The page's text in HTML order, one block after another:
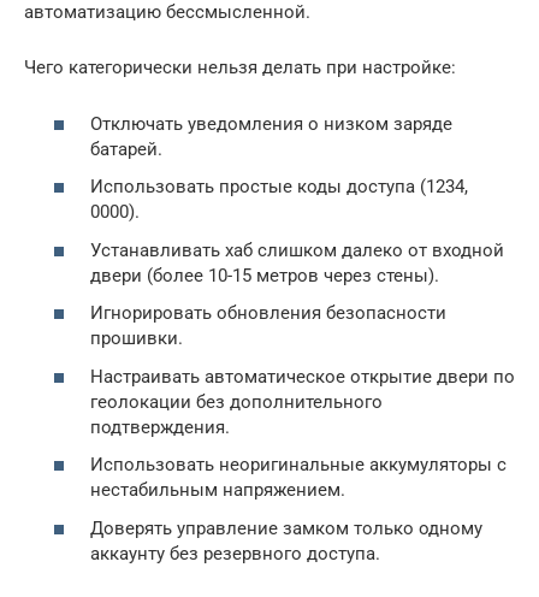
автоматизацию бессмысленной.
Чего категорически нельзя делать при настройке:
Отключать уведомления о низком заряде
батарей.
Использовать простые коды доступа (1234,
0000).
Устанавливать хаб слишком далеко от входной
двери (более 10-15 метров через стены).
Игнорировать обновления безопасности
прошивки.
Настраивать автоматическое открытие двери по
геолокации без дополнительного
подтверждения.
Использовать неоригинальные аккумуляторы с
нестабильным напряжением.
Доверять управление замком только одному
аккаунту без резервного доступа.